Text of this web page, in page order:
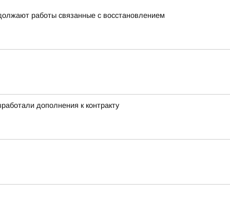
работы связанные с восстановлением
дополнения к контракту